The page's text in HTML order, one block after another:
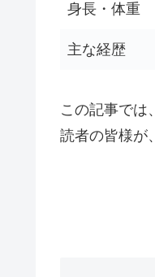
身長・体重
主な経歴
この記事では
読者の皆様が